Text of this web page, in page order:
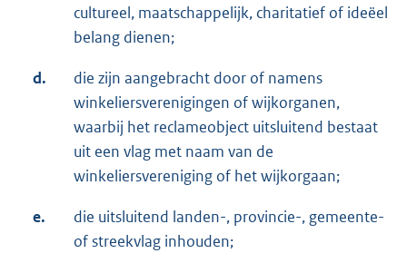
cultureel, maatschappelijk, charitatief of ideëel
belang dienen;
d.
die zijn aangebracht door of namens
winkeliersverenigingen of wijkorganen,
waarbij het reclameobject uitsluitend bestaat
uit een vlag met naam van de
winkeliersvereniging of het wijkorgaan;
e.
die uitsluitend landen-, provincie-, gemeente-
of streekvlag inhouden;